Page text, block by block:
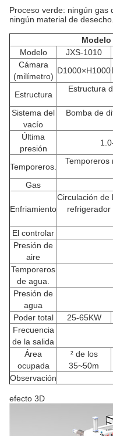
Proceso verde: ningún gas
ningún material de desecho.
Modelo
JXS-1010
Cámara
(milímetro)
D1000×H1000
Estructura
Estructura
Sistema del
vacío
Bomba de
Última
presión
Temporeros.
Temporeros
Gas
Enfriamiento
Circulación de
El controlar
Presión de
aire
Temporeros
de agua.
Presión de
agua
Poder total
25-65KW
Frecuencia
de la salida
Área
ocupada
² de los
35~50m
Observación
efecto 3D